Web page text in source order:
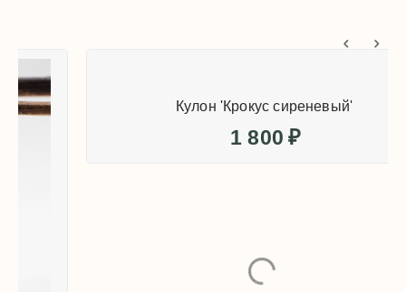
Кулон 'Крокус сиреневый'
₽